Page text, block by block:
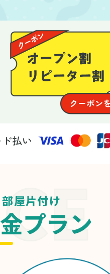
払い
部屋片付け
プラン